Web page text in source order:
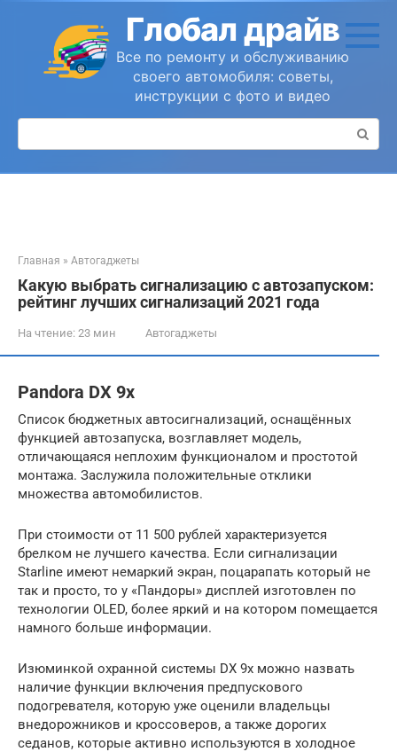
контенту
Глобал драйв
Все по ремонту и обслуживанию
своего автомобиля: советы,
инструкции с фото и видео
Поиск:
Главная » Автогаджеты
Какую выбрать сигнализацию с автозапуском:
рейтинг лучших сигнализаций 2021 года
На чтение: 23 мин Автогаджеты
Pandora DX 9x
Список бюджетных автосигнализаций, оснащённых
функцией автозапуска, возглавляет модель,
отличающаяся неплохим функционалом и простотой
монтажа. Заслужила положительные отклики
множества автомобилистов.
При стоимости от 11 500 рублей характеризуется
брелком не лучшего качества. Если сигнализации
Starline имеют немаркий экран, поцарапать который не
так и просто, то у «Пандоры» дисплей изготовлен по
технологии OLED, более яркий и на котором помещается
намного больше информации.
Изюминкой охранной системы DX 9x можно назвать
наличие функции включения предпускового
подогревателя, которую уже оценили владельцы
внедорожников и кроссоверов, а также дорогих
седанов, которые активно используются в холодное